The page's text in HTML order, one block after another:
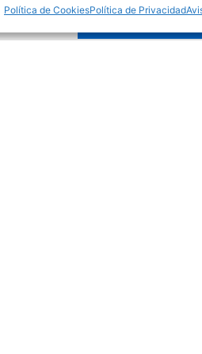
Política de CookiesPolítica de Privacidad